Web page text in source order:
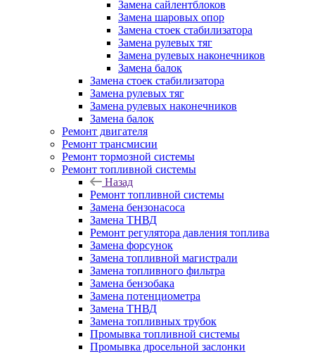
Замена сайлентблоков
Замена шаровых опор
Замена стоек стабилизатора
Замена рулевых тяг
Замена рулевых наконечников
Замена балок
Замена стоек стабилизатора
Замена рулевых тяг
Замена рулевых наконечников
Замена балок
Ремонт двигателя
Ремонт трансмисии
Ремонт тормозной системы
Ремонт топливной системы
Назад
Ремонт топливной системы
Замена бензонасоса
Замена ТНВД
Ремонт регулятора давления топлива
Замена форсунок
Замена топливной магистрали
Замена топливного фильтра
Замена бензобака
Замена потенциометра
Замена ТНВД
Замена топливных трубок
Промывка топливной системы
Промывка дросельной заслонки